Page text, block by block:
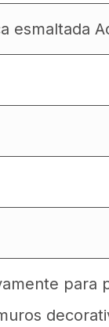
esmaltada
para